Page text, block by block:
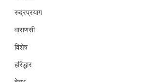
रुद्रप्रयाग
वाराणसी
विशेष
हरिद्धार